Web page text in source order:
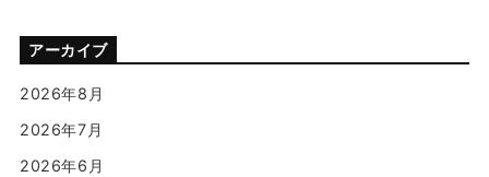
アーカイブ
2026年8月
2026年7月
2026年6月